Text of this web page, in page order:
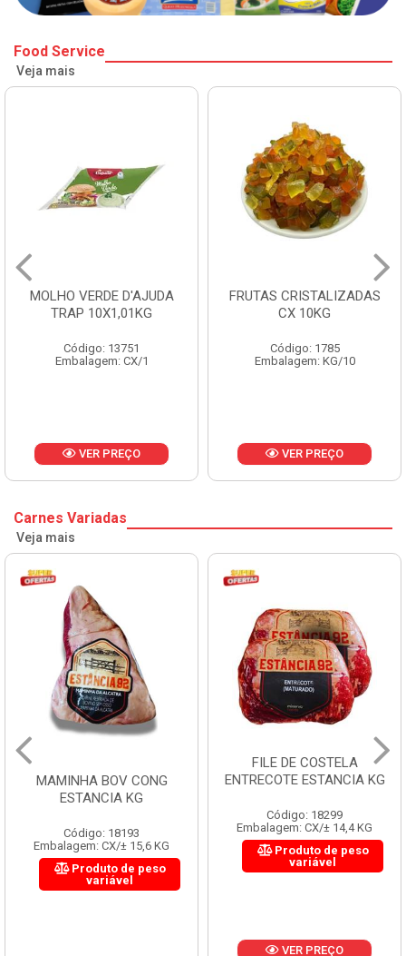
Food Service
Veja mais
FRUTAS CRISTALIZADAS
CX 10KG
Código: 1785
Embalagem: KG/10
VER PREÇO
MARGARINA PRIMOR
BALDE 3KG
Código: 1801
Embalagem: BD/1
VER PREÇO
Carnes Variadas
Veja mais
MAMINHA BOV CONG
ESTANCIA KG
Código: 18193
Embalagem: CX/± 15,6 KG
Produto de peso
variável
FILE DE COSTELA
ENTRECOTE ESTANCIA KG
Código: 18299
Embalagem: CX/± 14,4 KG
Produto de peso
variável
VER PREÇO